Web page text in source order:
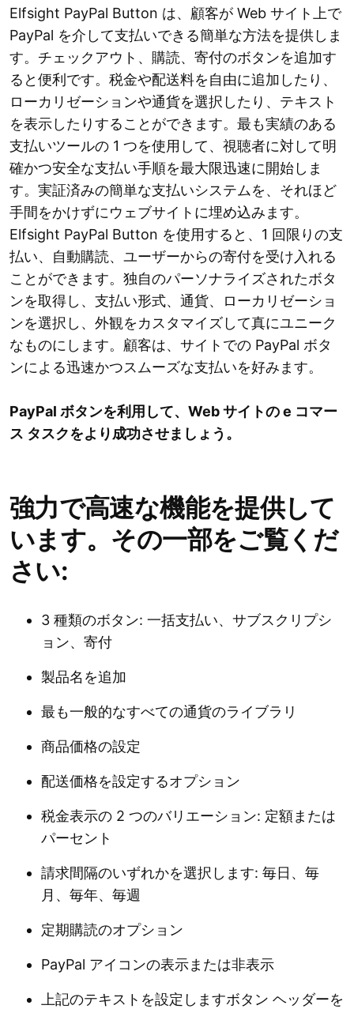
Elfsight PayPal Button は、顧客が Web サイト上で
PayPal を介して支払いできる簡単な方法を提供しま
す。チェックアウト、購読、寄付のボタンを追加す
ると便利です。税金や配送料を自由に追加したり、
ローカリゼーションや通貨を選択したり、テキスト
を表示したりすることができます。最も実績のある
支払いツールの 1 つを使用して、視聴者に対して明
確かつ安全な支払い手順を最大限迅速に開始しま
す。実証済みの簡単な支払いシステムを、それほど
手間をかけずにウェブサイトに埋め込みます。
Elfsight PayPal Button を使用すると、1 回限りの支
払い、自動購読、ユーザーからの寄付を受け入れる
ことができます。独自のパーソナライズされたボタ
ンを取得し、支払い形式、通貨、ローカリゼーショ
ンを選択し、外観をカスタマイズして真にユニーク
なものにします。顧客は、サイトでの PayPal ボタ
ンによる迅速かつスムーズな支払いを好みます。
PayPal ボタンを利用して、Web サイトの e コマー
ス タスクをより成功させましょう。
強力で高速な機能を提供して
います。その一部をご覧くだ
さい:
3 種類のボタン: 一括支払い、サブスクリプシ
ョン、寄付
製品名を追加
最も一般的なすべての通貨のライブラリ
商品価格の設定
配送価格を設定するオプション
税金表示の 2 つのバリエーション: 定額または
パーセント
請求間隔のいずれかを選択します: 毎日、毎
月、毎年、毎週
定期購読のオプション
PayPal アイコンの表示または非表示
上記のテキストを設定しますボタン ヘッダーを